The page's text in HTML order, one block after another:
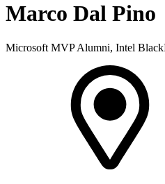
Marco Dal Pino
Microsoft MVP Alumni, Intel